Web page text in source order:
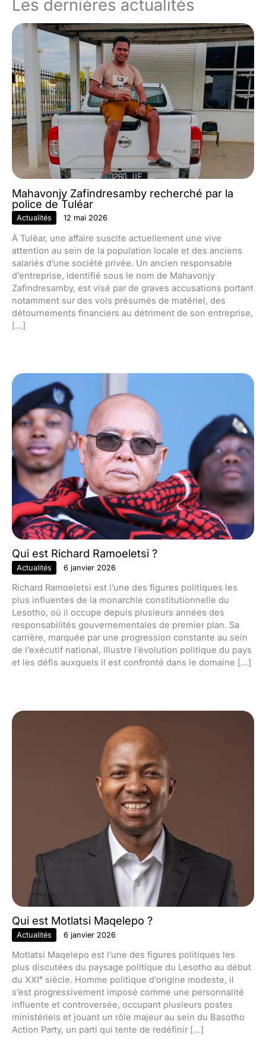
Les dernières actualités
Mahavonjy Zafindresamby recherché par la
police de Tuléar
Actualités 12 mai 2026
À Tuléar, une affaire suscite actuellement une vive
attention au sein de la population locale et des anciens
salariés d’une société privée. Un ancien responsable
d’entreprise, identifié sous le nom de Mahavonjy
Zafindresamby, est visé par de graves accusations portant
notamment sur des vols présumés de matériel, des
détournements financiers au détriment de son entreprise,
[…]
Qui est Richard Ramoeletsi ?
Actualités 6 janvier 2026
Richard Ramoeletsi est l’une des figures politiques les
plus influentes de la monarchie constitutionnelle du
Lesotho, où il occupe depuis plusieurs années des
responsabilités gouvernementales de premier plan. Sa
carrière, marquée par une progression constante au sein
de l’exécutif national, illustre l’évolution politique du pays
et les défis auxquels il est confronté dans le domaine […]
Qui est Motlatsi Maqelepo ?
Actualités 6 janvier 2026
Motlatsi Maqelepo est l’une des figures politiques les
plus discutées du paysage politique du Lesotho au début
du XXIᵉ siècle. Homme politique d’origine modeste, il
s’est progressivement imposé comme une personnalité
influente et controversée, occupant plusieurs postes
ministériels et jouant un rôle majeur au sein du Basotho
Action Party, un parti qui tente de redéfinir […]